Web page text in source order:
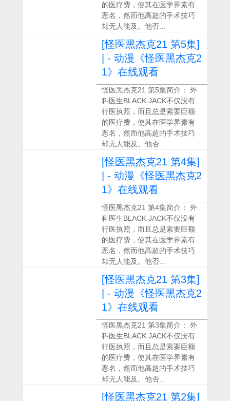
的医疗费，使其在医学界素有
恶名，然而他高超的手术技巧
却无人能及。他否...
[怪医黑杰克21 第5集]
| - 动漫《怪医黑杰克2
1》在线观看
怪医黑杰克21 第5集简介： 外
科医生BLACK JACK不仅没有
行医执照，而且总是索要巨额
的医疗费，使其在医学界素有
恶名，然而他高超的手术技巧
却无人能及。他否...
[怪医黑杰克21 第4集]
| - 动漫《怪医黑杰克2
1》在线观看
怪医黑杰克21 第4集简介： 外
科医生BLACK JACK不仅没有
行医执照，而且总是索要巨额
的医疗费，使其在医学界素有
恶名，然而他高超的手术技巧
却无人能及。他否...
[怪医黑杰克21 第3集]
| - 动漫《怪医黑杰克2
1》在线观看
怪医黑杰克21 第3集简介： 外
科医生BLACK JACK不仅没有
行医执照，而且总是索要巨额
的医疗费，使其在医学界素有
恶名，然而他高超的手术技巧
却无人能及。他否...
[怪医黑杰克21 第2集]